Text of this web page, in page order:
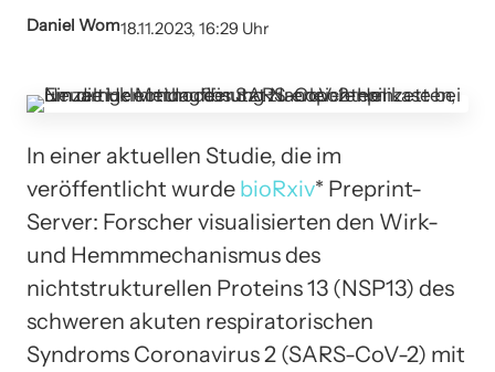
Daniel Wom18.11.2023, 16:29 Uhr
In einer aktuellen Studie, die im
veröffentlicht wurde bioRxiv* Preprint-
Server: Forscher visualisierten den Wirk-
und Hemmmechanismus des
nichtstrukturellen Proteins 13 (NSP13) des
schweren akuten respiratorischen
Syndroms Coronavirus 2 (SARS-CoV-2) mit